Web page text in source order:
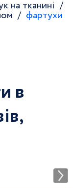
на тканині
фартухи
в